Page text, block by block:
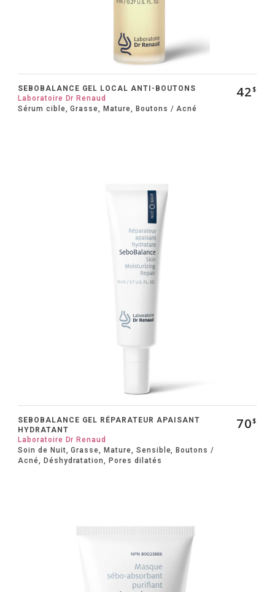
SEBOBALANCE GEL LOCAL ANTI-BOUTONS
Laboratoire Dr Renaud
Sérum cible, Grasse, Mature, Boutons / Acné
42$
SEBOBALANCE GEL RÉPARATEUR APAISANT
HYDRATANT
Laboratoire Dr Renaud
Soin de Nuit, Grasse, Mature, Sensible, Boutons /
Acné, Déshydratation, Pores dilatés
70$